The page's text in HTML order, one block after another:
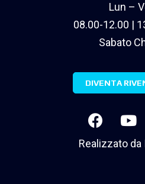
Lun –
08.00-12.00 |
Sabato
DIVENTA
Realizzato da